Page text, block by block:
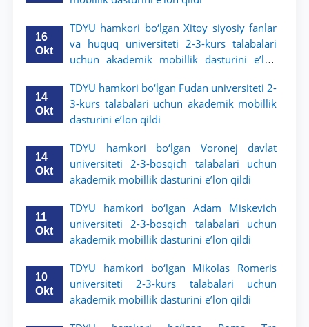
16
Okt
TDYU hamkori bo‘lgan Xitoy siyosiy fanlar
va huquq universiteti 2-3-kurs talabalari
uchun akademik mobillik dasturini e’lon
14
Okt
TDYU hamkori bo‘lgan Fudan universiteti 2-
3-kurs talabalari uchun akademik mobillik
dasturini e’lon qildi
14
Okt
TDYU hamkori bo‘lgan Voronej davlat
universiteti 2-3-bosqich talabalari uchun
akademik mobillik dasturini e’lon qildi
11
Okt
TDYU hamkori bo‘lgan Adam Miskevich
universiteti 2-3-bosqich talabalari uchun
akademik mobillik dasturini e’lon qildi
10
Okt
TDYU hamkori bo‘lgan Mikolas Romeris
universiteti 2-3-kurs talabalari uchun
akademik mobillik dasturini e’lon qildi